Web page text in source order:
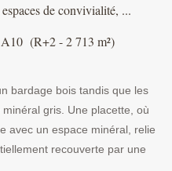
de convivialité, ...
(R+2 - 2 713 m²)
bardage bois tandis que les
gris. Une placette, où
avec un espace minéral, relie
recouverte par une